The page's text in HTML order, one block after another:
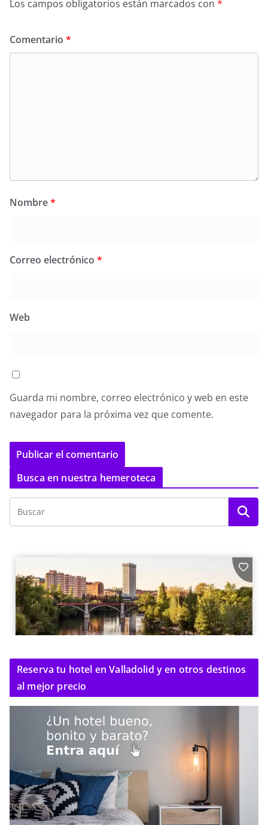
Los campos obligatorios están marcados con *
Comentario *
Nombre*
Correo electrónico *
Web
Guarda mi nombre, correo electrónico y web en este
navegador para la próxima vez que comente.
Busca en nuestra hemeroteca
Reserva tu hotel en Valladolid y en otros destinos
al mejor precio